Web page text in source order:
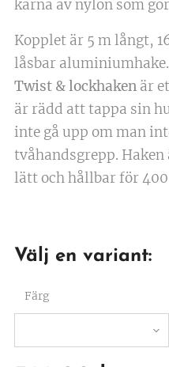
kärna av nylon som
Kopplet är 5 m långt,
låsbar aluminiumhake.
Twist & lockhaken är
är rädd att tappa sin
inte gå upp om man
tvåhandsgrepp.
lätt och hållbar för 400
Välj en variant:
Färg